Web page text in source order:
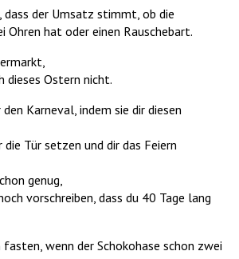
dass der Umsatz stimmt, ob die
Ohren hat oder einen Rauschebart.
dieses Ostern nicht.
Karneval, indem sie dir diesen
Tür setzen und dir das Feiern
genug,
vorschreiben, dass du 40 Tage lang
wenn der Schokohase schon zwei